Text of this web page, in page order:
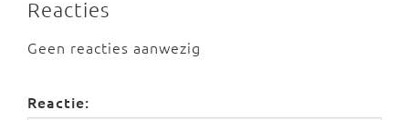
Reacties
Geen reacties aanwezig
Reactie: